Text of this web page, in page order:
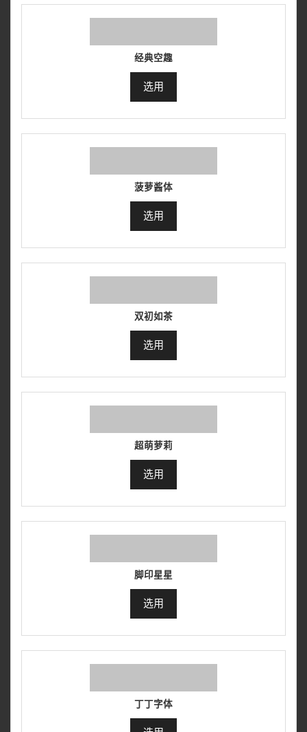
经典空趣
选用
菠萝酱体
选用
双初如茶
选用
超萌萝莉
选用
脚印星星
选用
丁丁字体